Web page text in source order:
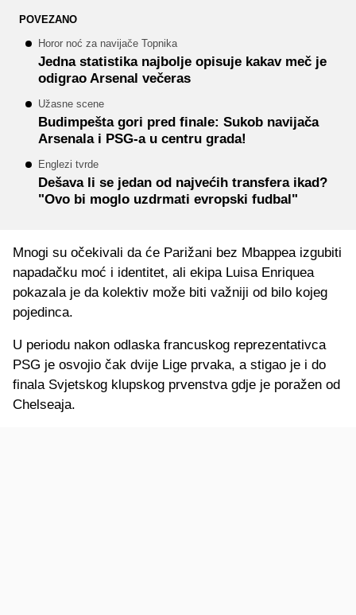
POVEZANO
Horor noć za navijače Topnika
Jedna statistika najbolje opisuje kakav meč je
odigrao Arsenal večeras
Užasne scene
Budimpešta gori pred finale: Sukob navijača
Arsenala i PSG-a u centru grada!
Englezi tvrde
Dešava li se jedan od najvećih transfera ikad?
"Ovo bi moglo uzdrmati evropski fudbal"
Mnogi su očekivali da će Parižani bez Mbappea izgubiti
napadačku moć i identitet, ali ekipa Luisa Enriquea
pokazala je da kolektiv može biti važniji od bilo kojeg
pojedinca.
U periodu nakon odlaska francuskog reprezentativca
PSG je osvojio čak dvije Lige prvaka, a stigao je i do
finala Svjetskog klupskog prvenstva gdje je poražen od
Chelseaja.